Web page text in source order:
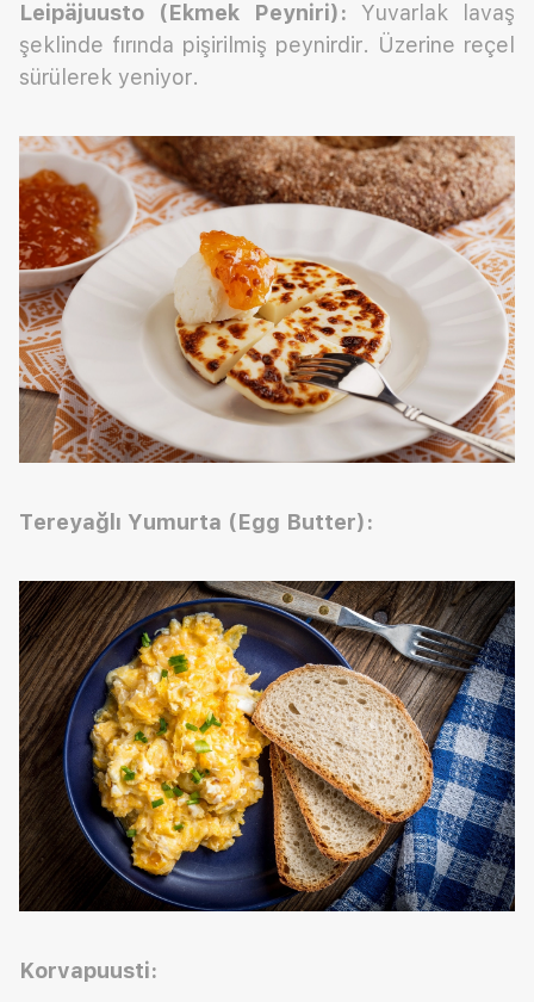
Leipäjuusto (Ekmek Peyniri): Yuvarlak lavaş
şeklinde fırında pişirilmiş peynirdir. Üzerine reçel
sürülerek yeniyor.
Tereyağlı Yumurta (Egg Butter):
Korvapuusti: